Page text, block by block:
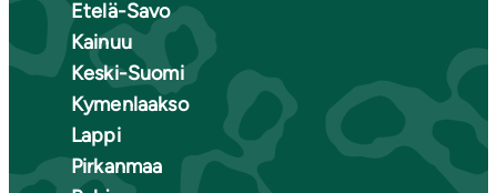
Etelä-Savo
Kainuu
Keski-Suomi
Kymenlaakso
Lappi
Pirkanmaa